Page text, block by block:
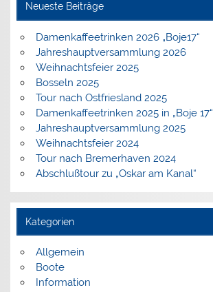
Neueste Beiträge
Damenkaffeetrinken 2026 „Boje17“
Jahreshauptversammlung 2026
Weihnachtsfeier 2025
Bosseln 2025
Tour nach Ostfriesland 2025
Damenkaffeetrinken 2025 in „Boje 17“
Jahreshauptversammlung 2025
Weihnachtsfeier 2024
Tour nach Bremerhaven 2024
Abschlußtour zu „Oskar am Kanal“
Kategorien
Allgemein
Boote
Information